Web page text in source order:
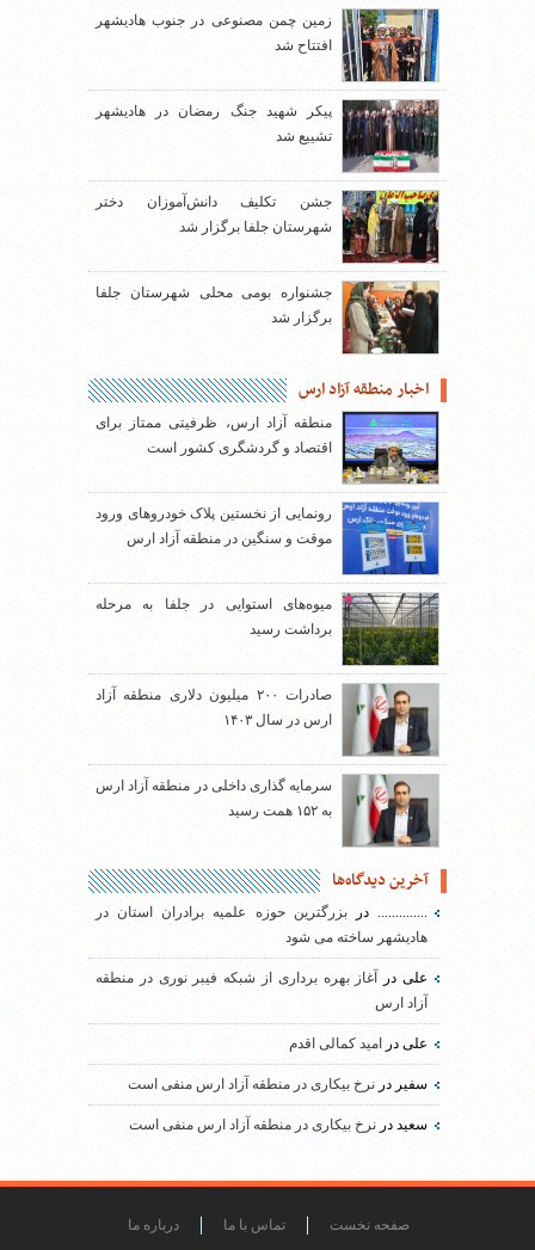
زمین چمن مصنوعی در جنوب هادیشهر
افتتاح شد
پیکر شهید جنگ رمضان در هادیشهر
تشییع شد
جشن تکلیف دانش‌آموزان دختر
شهرستان جلفا برگزار شد
جشنواره بومی محلی شهرستان جلفا
برگزار شد
اخبار منطقه آزاد ارس
منطقه آزاد ارس، ظرفیتی ممتاز برای
اقتصاد و گردشگری کشور است
رونمایی از نخستین پلاک خودروهای ورود
موقت و سنگین در منطقه آزاد ارس
میوه‌های استوایی در جلفا به مرحله
برداشت رسید
صادرات ۲۰۰ میلیون دلاری منطقه آزاد
ارس در سال ۱۴۰۳
سرمایه گذاری داخلی در منطقه آزاد ارس
به ۱۵۲ همت رسید
آخرین دیدگاه‌ها
..............دربزرگترین حوزه علمیه برادران استان در
هادیشهر ساخته می شود
علیدر
آغاز بهره برداری از شبکه فیبر نوری در منطقه
آزاد ارس
علی در امید کمالی اقدم
سفیر در نرخ بیکاری در منطقه آزاد ارس منفی است
سعید در نرخ بیکاری در منطقه آزاد ارس منفی است
صفحه نخست تماس با ما درباره ما